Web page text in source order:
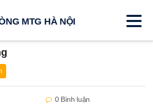
0 Bình luận
MTG HÀ NỘI